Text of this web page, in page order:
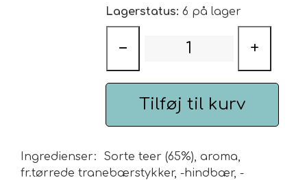
Husets Teblandinger
Lagerstatus: 6 på lager
− +
Tilføj til kurv
Ingredienser: Sorte teer (65%), aroma,
fr.tørrede tranebærstykker, -hindbær, -